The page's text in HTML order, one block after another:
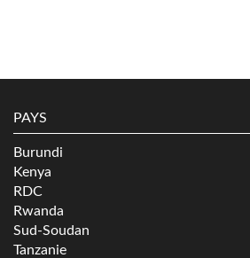
PAYS
Burundi
Kenya
RDC
Rwanda
Sud-Soudan
Tanzanie